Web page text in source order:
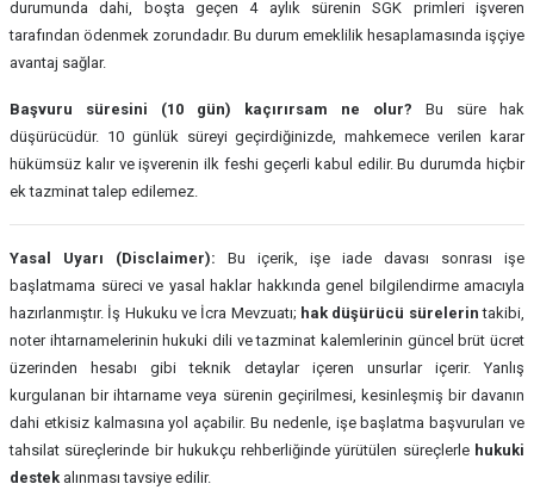
durumunda dahi, boşta geçen 4 aylık sürenin SGK primleri işveren
tarafından ödenmek zorundadır. Bu durum emeklilik hesaplamasında işçiye
avantaj sağlar.
Başvuru süresini (10 gün) kaçırırsam ne olur? Bu süre hak
düşürücüdür. 10 günlük süreyi geçirdiğinizde, mahkemece verilen karar
hükümsüz kalır ve işverenin ilk feshi geçerli kabul edilir. Bu durumda hiçbir
ek tazminat talep edilemez.
Yasal Uyarı (Disclaimer): Bu içerik, işe iade davası sonrası işe
başlatmama süreci ve yasal haklar hakkında genel bilgilendirme amacıyla
hazırlanmıştır. İş Hukuku ve İcra Mevzuatı; hak düşürücü sürelerin takibi,
noter ihtarnamelerinin hukuki dili ve tazminat kalemlerinin güncel brüt ücret
üzerinden hesabı gibi teknik detaylar içeren unsurlar içerir. Yanlış
kurgulanan bir ihtarname veya sürenin geçirilmesi, kesinleşmiş bir davanın
dahi etkisiz kalmasına yol açabilir. Bu nedenle, işe başlatma başvuruları ve
tahsilat süreçlerinde bir hukukçu rehberliğinde yürütülen süreçlerle hukuki
destek alınması tavsiye edilir.